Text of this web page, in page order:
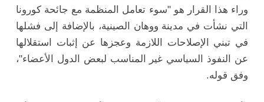
وراء هذا القرار هو "سوء تعامل المنظمة مع جائحة كورونا
التي نشأت في مدينة ووهان الصينية، بالإضافة إلى فشلها
في تبني الإصلاحات اللازمة وعجزها عن إثبات استقلالها
عن النفوذ السياسي غير المناسب لبعض الدول الأعضاء"،
وفق قوله.